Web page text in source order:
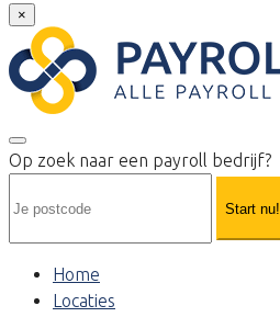
×
Op zoek naar een payroll bedrijf?
Start nu!
Home
Locaties